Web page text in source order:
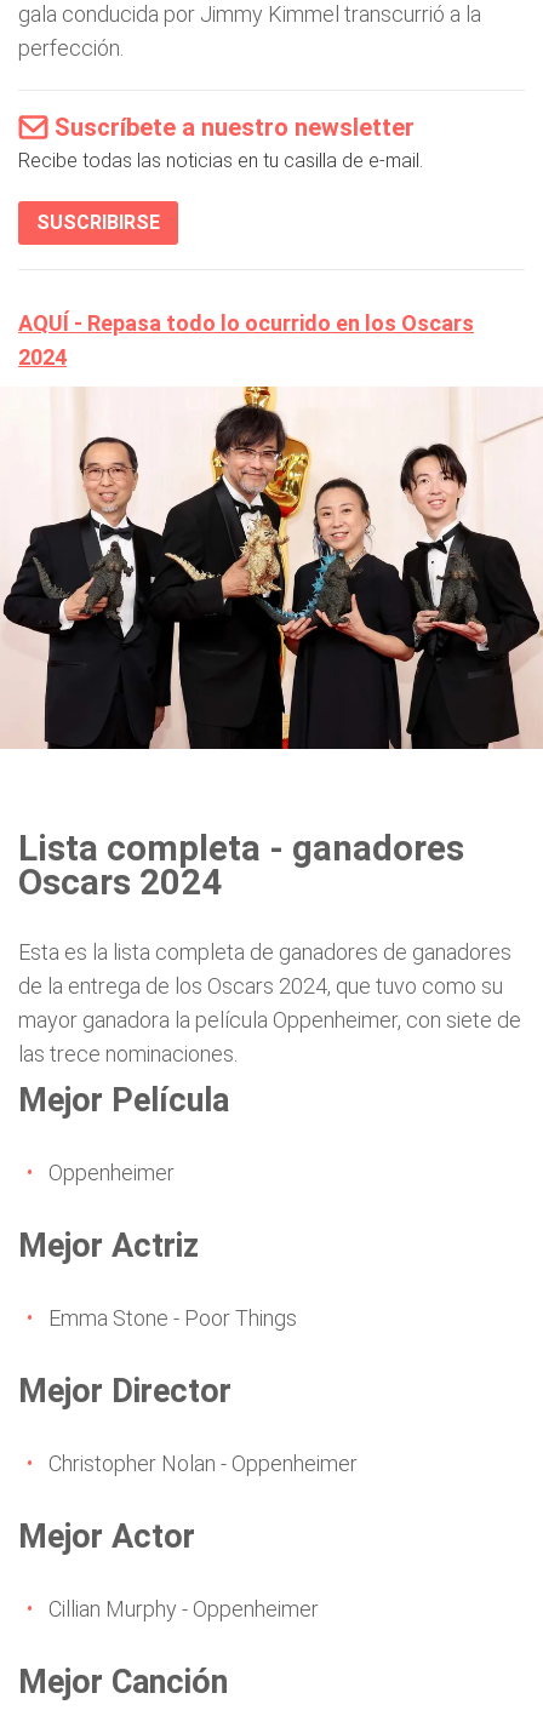
gala conducida por Jimmy Kimmel transcurrió a la
perfección.
Suscríbete a nuestro newsletter
Recibe todas las noticias en tu casilla de e-mail.
SUSCRIBIRSE
AQUÍ - Repasa todo lo ocurrido en los Oscars
2024
Lista completa - ganadores
Oscars 2024
Esta es la lista completa de ganadores de ganadores
de la entrega de los Oscars 2024, que tuvo como su
mayor ganadora la película Oppenheimer, con siete de
las trece nominaciones.
Mejor Película
Oppenheimer
Mejor Actriz
Emma Stone - Poor Things
Mejor Director
Christopher Nolan - Oppenheimer
Mejor Actor
Cillian Murphy - Oppenheimer
Mejor Canción